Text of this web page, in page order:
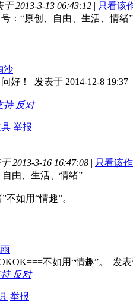
于 2013-3-13 06:43:12 | 只看该
：“原创、自由、生活、情绪”
沙
好！ 发表于 2014-12-8 19:37
持 反对
举报
2013-3-16 16:47:08 | 只看该
自由、生活、情绪”
不如用“情趣”。
不如用“情趣”。 发表
持 反对
举报